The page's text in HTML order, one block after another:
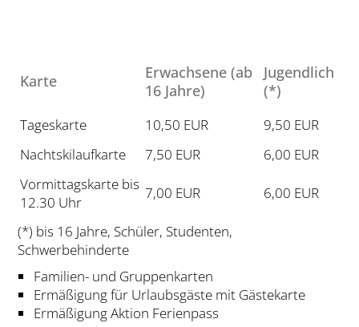
Karte
Erwachsene (ab
16 Jahre)
Jugendlich
(*)
Tageskarte 10,50 EUR
9,50 EUR
Nachtskilaufkarte
7,50 EUR
6,00 EUR
Vormittagskarte bis
12.30 Uhr
7,00 EUR 6,00 EUR
(*) bis 16 Jahre, Schüler, Studenten,
Schwerbehinderte
Familien- und Gruppenkarten
Ermäßigung für Urlaubsgäste mit Gästekarte
Ermäßigung Aktion Ferienpass